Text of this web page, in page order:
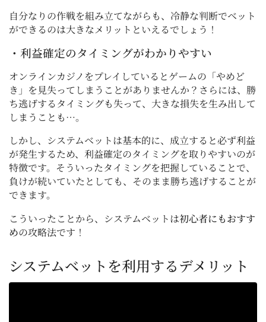
自分なりの作戦を組み立てながらも、冷静な判断でベット
ができるのは大きなメリットといえるでしょう！
・利益確定のタイミングがわかりやすい
オンラインカジノをプレイしているとゲームの「やめど
き」を見失ってしまうことがありませんか？さらには、勝
ち逃げするタイミングも失って、大きな損失を生み出して
しまうことも…。
しかし、システムベットは基本的に、成立すると必ず利益
が発生するため、利益確定のタイミングを取りやすいのが
特徴です。そういったタイミングを把握していることで、
負けが続いていたとしても、そのまま勝ち逃げすることが
できます。
こういったことから、システムベットは初心者にもおすす
めの攻略法です！
システムベットを利用するデメリット